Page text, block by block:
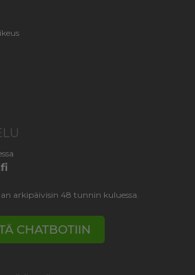
arkipäivisin 48 tunnin kuluessa.
CHATBOTIIN